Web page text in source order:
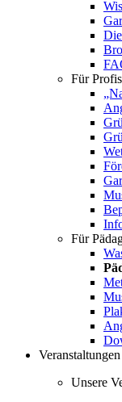
Für
Für
Veranstaltungen
Unsere